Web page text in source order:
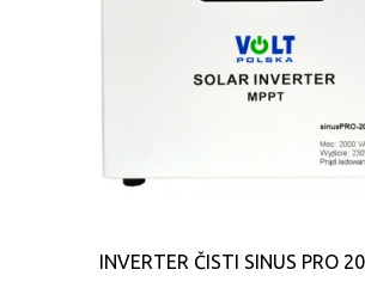
INVERTER ČISTI SINUS PRO